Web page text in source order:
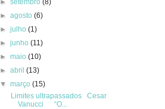
►setembro(8)
►agosto(6)
►julho(1)
►junho(11)
►maio(10)
►abril(13)
▼março(15)
Limites ultrapassados Cesar
Vanucci “O...